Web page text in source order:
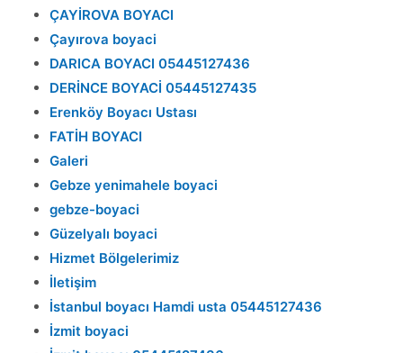
ÇAYİROVA BOYACI
Çayırova boyaci
DARICA BOYACI 05445127436
DERİNCE BOYACİ 05445127435
Erenköy Boyacı Ustası
FATİH BOYACI
Galeri
Gebze yenimahele boyaci
gebze-boyaci
Güzelyalı boyaci
Hizmet Bölgelerimiz
İletişim
İstanbul boyacı Hamdi usta 05445127436
İzmit boyaci